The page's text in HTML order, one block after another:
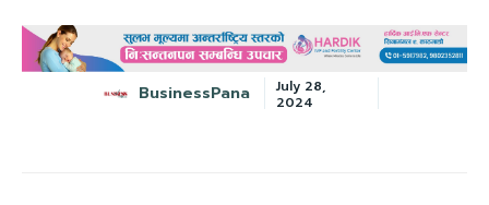
BusinessPana
July 28,
2024